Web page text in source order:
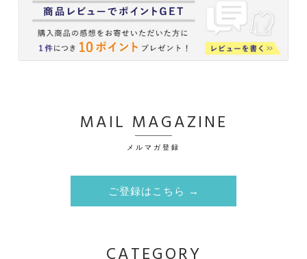
MAIL MAGAZINE
メルマガ登録
ご登録はこちら →